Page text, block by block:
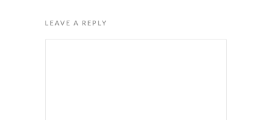
LEAVE A REPLY